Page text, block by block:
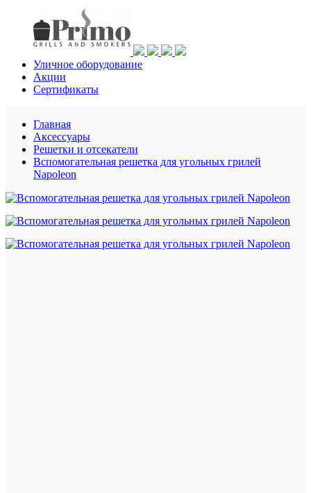
Уличное оборудование
Акции
Сертификаты
Главная
Аксессуары
Решетки и отсекатели
Вспомогательная решетка для угольных грилей
Napoleon